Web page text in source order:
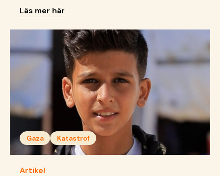
tvingats lämna sitt hem och allt han känner till för
att leva i ett trångt flyktingläger med tusentals
andra på flykt. Som synskadad är han extra
utsatt och svävar varje dag i livsfara, utan vård
och skydd.
Läs mer här
Gaza Katastrof
Artikel